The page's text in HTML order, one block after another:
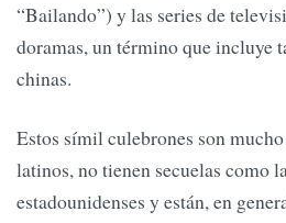
“Bailando”) y las series de
doramas, un término que incluye
chinas.
Estos símil culebrones son
latinos, no tienen secuelas como
estadounidenses y están, en